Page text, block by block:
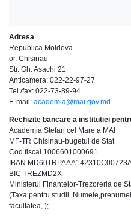
Adresa:
Republica Moldova
or. Chisinau
Str. Gh. Asachi 21
Anticamera: 022-22-97-27
Tel./fax: 022-73-89-94
E-mail: academia@mai.gov.md
Rechizite bancare a institutiei
Academia Stefan cel Mare a MAI
MF-TR Chisinau-bugetul de Stat
Cod fiscal 1006601000691
IBAN
BIC TREZMD2X
Ministerul Finantelor-Trezoreria de
(Taxa pentru studii.
facultatea, );